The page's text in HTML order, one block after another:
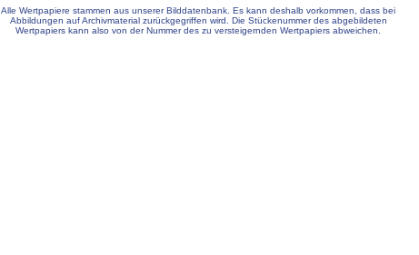
Alle Wertpapiere stammen aus unserer Bilddatenbank. Es kann deshalb vorkommen, dass bei
Abbildungen auf Archivmaterial zurückgegriffen wird. Die Stückenummer des abgebildeten
Wertpapiers kann also von der Nummer des zu versteigernden Wertpapiers abweichen.